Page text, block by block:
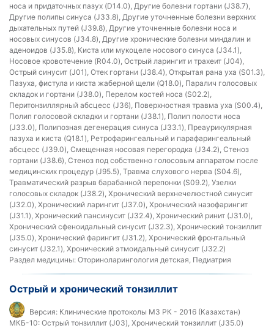
носа и придаточных пазух (D14.0), Другие болезни гортани (J38.7),
Другие полипы синуса (J33.8), Другие уточненные болезни верхних
дыхательных путей (J39.8), Другие уточненные болезни носа и
носовых синусов (J34.8), Другие хронические болезни миндалин и
аденоидов (J35.8), Киста или мукоцеле носового синуса (J34.1),
Носовое кровотечение (R04.0), Острый ларингит и трахеит (J04),
Острый синусит (J01), Отек гортани (J38.4), Открытая рана уха (S01.3),
Пазуха, фистула и киста жаберной щели (Q18.0), Паралич голосовых
складок и гортани (J38.0), Перелом костей носа (S02.2),
Перитонзиллярный абсцесс (J36), Поверхностная травма уха (S00.4),
Полип голосовой складки и гортани (J38.1), Полип полости носа
(J33.0), Полипозная дегенерация синуса (J33.1), Преаурикулярная
пазуха и киста (Q18.1), Ретрофарингеальный и парафарингеальный
абсцесс (J39.0), Смещенная носовая перегородка (J34.2), Стеноз
гортани (J38.6), Стеноз под собственно голосовым аппаратом после
медицинских процедур (J95.5), Травма слухового нерва (S04.6),
Травматический разрыв барабанной перепонки (S09.2), Узелки
голосовых складок (J38.2), Хронический верхнечелюстной синусит
(J32.0), Хронический ларингит (J37.0), Хронический назофарингит
(J31.1), Хронический пансинусит (J32.4), Хронический ринит (J31.0),
Хронический сфеноидальный синусит (J32.3), Хронический тонзиллит
(J35.0), Хронический фарингит (J31.2), Хронический фронтальный
синусит (J32.1), Хронический этмоидальный синусит (J32.2)
Раздел медицины: Оториноларингология детская, Педиатрия
Острый и хронический тонзиллит
Версия: Клинические протоколы МЗ РК - 2016 (Казахстан)
МКБ-10: Острый тонзиллит (J03), Хронический тонзиллит (J35.0)